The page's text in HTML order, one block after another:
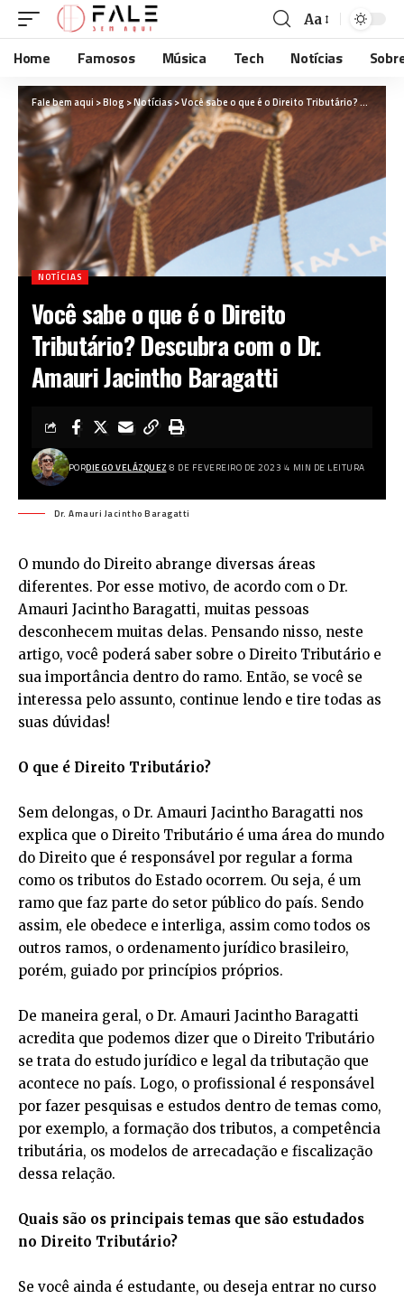
Aa
Home Famosos Música Tech Notícias
Fale bem aqui >Blog >Notícias>Você sabe o que é o Direito Tributário? Descubra com o Dr. Amauri Jacintho Baragatti
NOTÍCIAS
Você sabe o que é o Direito
Tributário? Descubra com o Dr.
Amauri Jacintho Baragatti
PORDIEGO VELÁZQUEZ 8 DE FEVEREIRO DE 2023 4 MIN DE LEITURA
Dr. Amauri Jacintho Baragatti
O mundo do Direito abrange diversas áreas
diferentes. Por esse motivo, de acordo com o Dr.
Amauri Jacintho Baragatti, muitas pessoas
desconhecem muitas delas. Pensando nisso, neste
artigo, você poderá saber sobre o Direito Tributário e
sua importância dentro do ramo. Então, se você se
interessa pelo assunto, continue lendo e tire todas as
suas dúvidas!
O que é Direito Tributário?
Sem delongas, o Dr. Amauri Jacintho Baragatti nos
explica que o Direito Tributário é uma área do mundo
do Direito que é responsável por regular a forma
como os tributos do Estado ocorrem. Ou seja, é um
ramo que faz parte do setor público do país. Sendo
assim, ele obedece e interliga, assim como todos os
outros ramos, o ordenamento jurídico brasileiro,
porém, guiado por princípios próprios.
De maneira geral, o Dr. Amauri Jacintho Baragatti
acredita que podemos dizer que o Direito Tributário
se trata do estudo jurídico e legal da tributação que
acontece no país. Logo, o profissional é responsável
por fazer pesquisas e estudos dentro de temas como,
por exemplo, a formação dos tributos, a competência
tributária, os modelos de arrecadação e fiscalização
dessa relação.
Quais são os principais temas que são estudados
no Direito Tributário?
Se você ainda é estudante, ou deseja entrar no curso